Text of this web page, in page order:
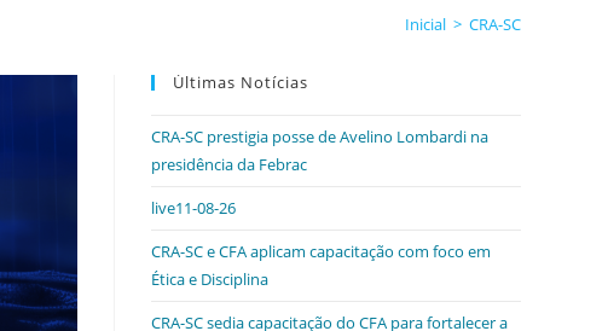
pesquisa
Inicial > CRA-SC
Últimas Notícias
CRA-SC prestigia posse de Avelino Lombardi na
presidência da Febrac
live11-08-26
CRA-SC e CFA aplicam capacitação com foco em
Ética e Disciplina
CRA-SC sedia capacitação do CFA para fortalecer a